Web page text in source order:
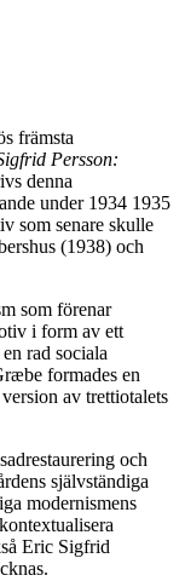
främsta
Persson:
denna
under 1934 1935
som senare skulle
(1938) och
som förenar
i form av ett
rad sociala
formades en
av trettiotalets
och
självständiga
modernismens
Eric Sigfrid